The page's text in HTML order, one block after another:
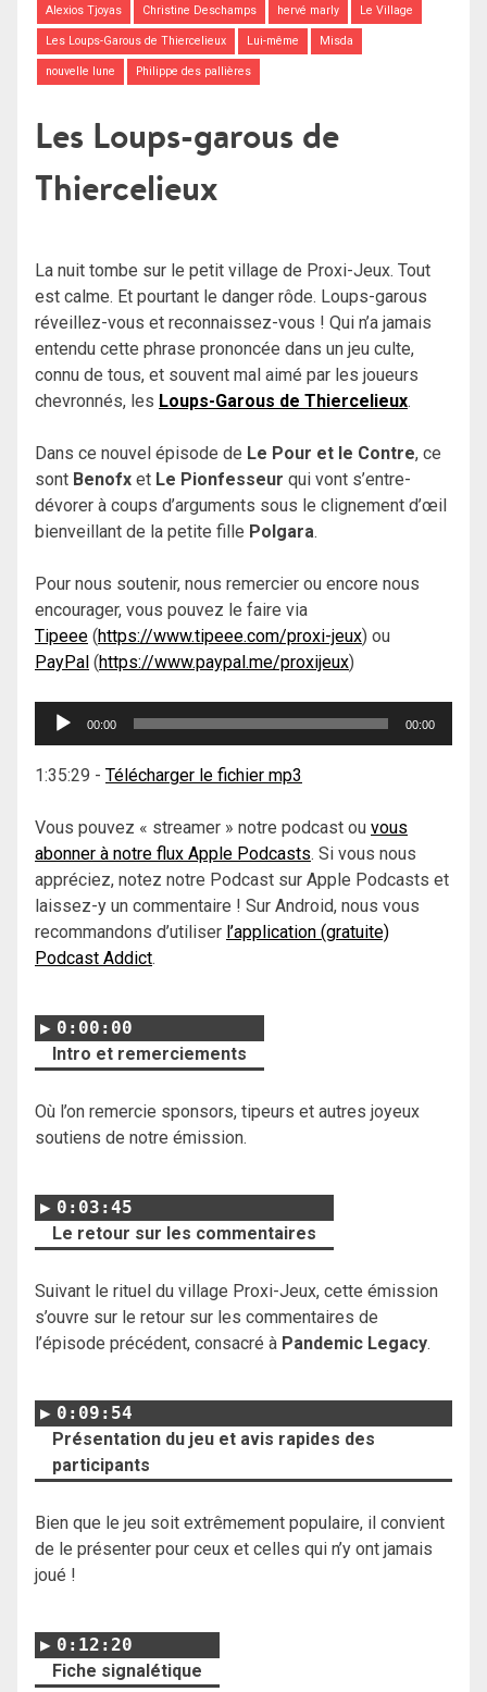
Alexios Tjoyas Christine Deschamps hervé marly Le Village
Les Loups-Garous de Thiercelieux Lui-même Misda
nouvelle lune Philippe des pallières
Les Loups-garous de
Thiercelieux
La nuit tombe sur le petit village de Proxi-Jeux. Tout
est calme. Et pourtant le danger rôde. Loups-garous
réveillez-vous et reconnaissez-vous ! Qui n’a jamais
entendu cette phrase prononcée dans un jeu culte,
connu de tous, et souvent mal aimé par les joueurs
chevronnés, les Loups-Garous de Thiercelieux.
Dans ce nouvel épisode de Le Pour et le Contre, ce
sont Benofx et Le Pionfesseur qui vont s’entre-
dévorer à coups d’arguments sous le clignement d’œil
bienveillant de la petite fille Polgara.
Pour nous soutenir, nous remercier ou encore nous
encourager, vous pouvez le faire via
Tipeee (https://www.tipeee.com/proxi-jeux) ou
PayPal (https://www.paypal.me/proxijeux)
Lecteur
00:00 00:00
1:35:29 - Télécharger le fichier mp3
Vous pouvez « streamer » notre podcast ou vous
abonner à notre flux Apple Podcasts. Si vous nous
appréciez, notez notre Podcast sur Apple Podcasts et
laissez-y un commentaire ! Sur Android, nous vous
recommandons d’utiliser l’application (gratuite)
Podcast Addict.
0:00:00
Intro et remerciements
Où l’on remercie sponsors, tipeurs et autres joyeux
soutiens de notre émission.
0:03:45
Le retour sur les commentaires
Suivant le rituel du village Proxi-Jeux, cette émission
s’ouvre sur le retour sur les commentaires de
l’épisode précédent, consacré à Pandemic Legacy.
0:09:54
Présentation du jeu et avis rapides des
participants
Bien que le jeu soit extrêmement populaire, il convient
de le présenter pour ceux et celles qui n’y ont jamais
joué !
0:12:20
Fiche signalétique